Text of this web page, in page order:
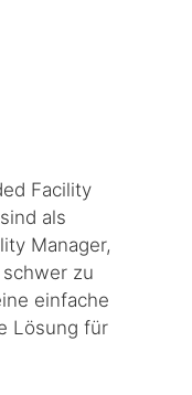
Facility
als
Manager,
zu
einfache
Lösung für